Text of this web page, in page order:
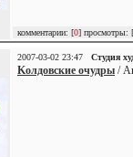
комментарии: [0] просмотры: [
2007-03-02 23:47 Студия
Kолдовские очудры /